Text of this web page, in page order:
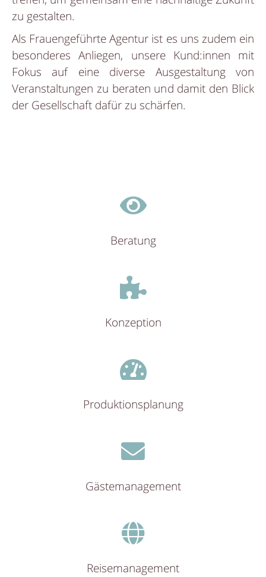
zu gestalten.
Als Frauengeführte Agentur ist es uns zudem ein
besonderes Anliegen, unsere Kund:innen mit
Fokus auf eine diverse Ausgestaltung von
Veranstaltungen zu beraten und damit den Blick
der Gesellschaft dafür zu schärfen.
Beratung
Konzeption
Produktionsplanung
Gästemanagement
Reisemanagement